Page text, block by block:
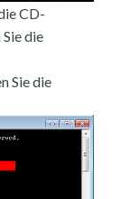
CD-
die
Sie die